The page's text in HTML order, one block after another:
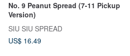
No. 9 Peanut Spread (7-11 Pickup
Version)
SIU SIU SPREAD
US$ 16.49